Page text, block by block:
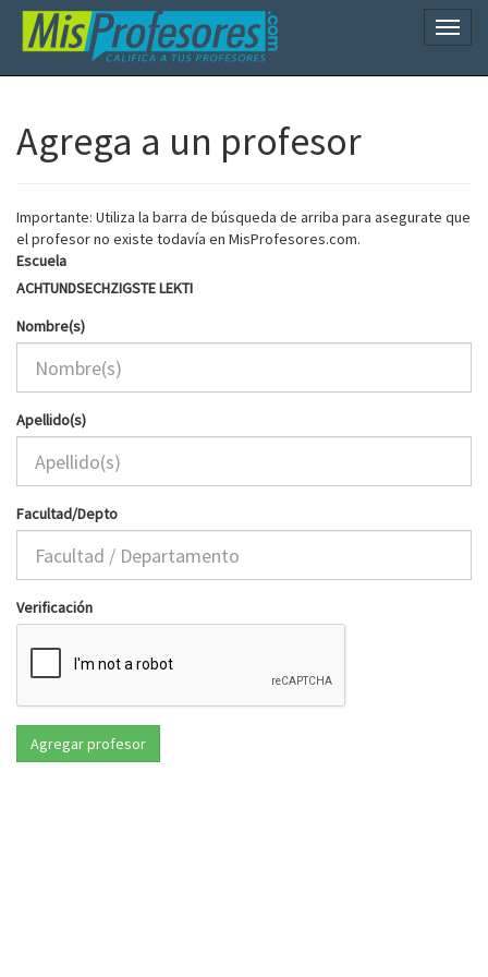
Agrega a un profesor
Importante: Utiliza la barra de búsqueda de arriba para asegurate que
el profesor no existe todavía en MisProfesores.com.
Escuela
ACHTUNDSECHZIGSTE LEKTI
Nombre(s)
Apellido(s)
Facultad/Depto
Verificación